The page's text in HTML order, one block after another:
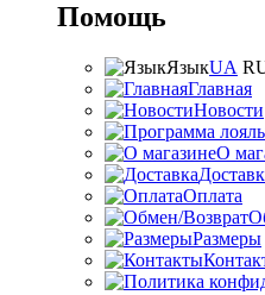
Помощь
ЯзыкUA
Главная
Новости
О
Оплата
Размеры